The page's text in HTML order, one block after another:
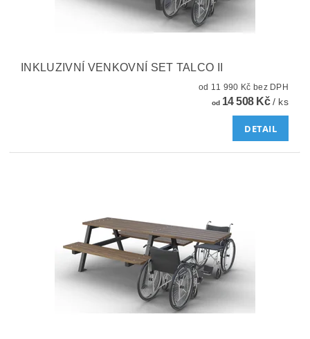
INKLUZIVNÍ VENKOVNÍ SET TALCO II
od 11 990 Kč bez DPH
od14 508 Kč/ ks
DETAIL